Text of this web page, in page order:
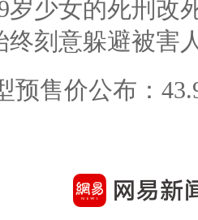
岁少女的死刑改
终刻意躲避被害
预售价公布：